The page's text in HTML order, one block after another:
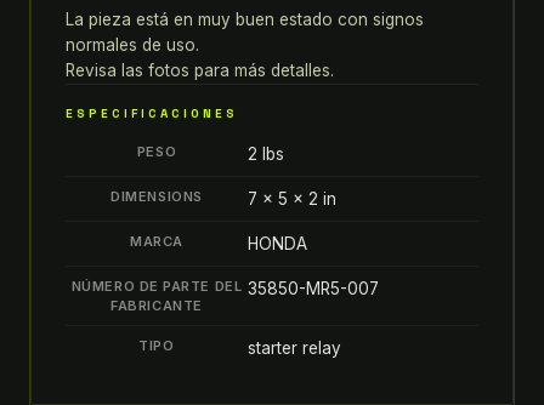
de
arranque
35850-
La pieza está en muy buen estado con signos
normales de uso.
Revisa las fotos para más detalles.
ESPECIFICACIONES
PESO 2 lbs
DIMENSIONS 7 × 5 × 2 in
MARCA HONDA
NÚMERO DE PARTE DEL
FABRICANTE
35850-MR5-007
TIPO starter relay